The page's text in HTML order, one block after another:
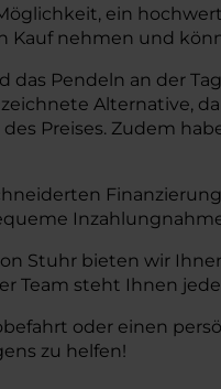
ein
Kauf nehmen und
das Pendeln an der
Alternative,
Preises. Zudem
Stuhr bieten wir
Team steht Ihnen
oder einen
zu helfen!